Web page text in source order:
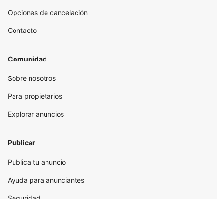
Opciones de cancelación
Contacto
Comunidad
Sobre nosotros
Para propietarios
Explorar anuncios
Publicar
Publica tu anuncio
Ayuda para anunciantes